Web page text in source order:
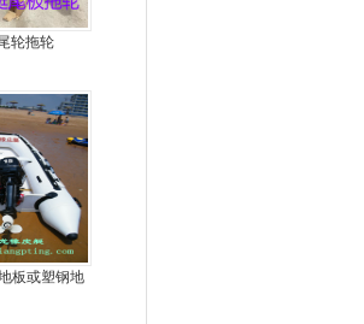
轮拖轮
板或塑钢地